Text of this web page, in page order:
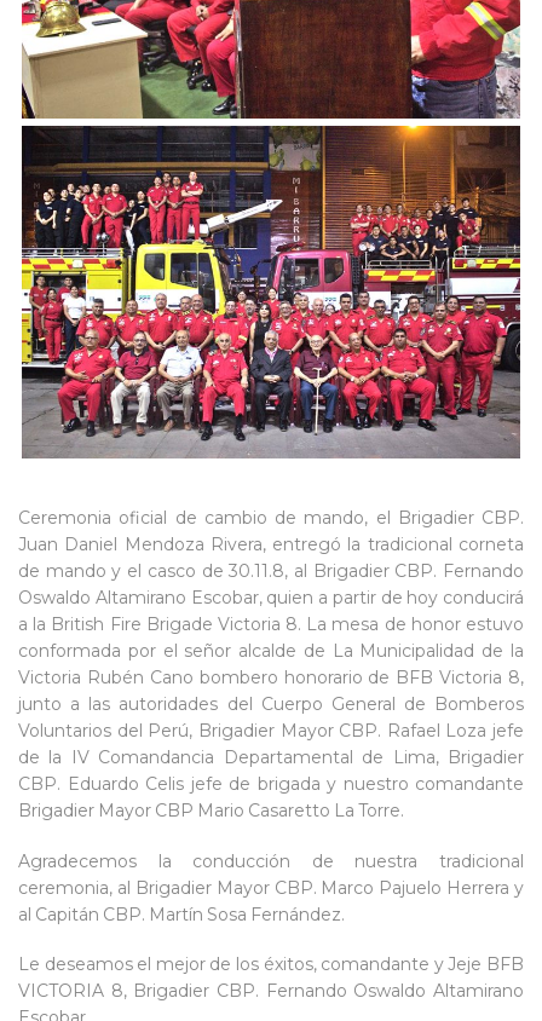
Ceremonia oficial de cambio de mando, el Brigadier CBP.
Juan Daniel Mendoza Rivera, entregó la tradicional corneta
de mando y el casco de 30.11.8, al Brigadier CBP. Fernando
Oswaldo Altamirano Escobar, quien a partir de hoy conducirá
a la British Fire Brigade Victoria 8. La mesa de honor estuvo
conformada por el señor alcalde de La Municipalidad de la
Victoria Rubén Cano bombero honorario de BFB Victoria 8,
junto a las autoridades del Cuerpo General de Bomberos
Voluntarios del Perú, Brigadier Mayor CBP. Rafael Loza jefe
de la IV Comandancia Departamental de Lima, Brigadier
CBP. Eduardo Celis jefe de brigada y nuestro comandante
Brigadier Mayor CBP Mario Casaretto La Torre.
Agradecemos la conducción de nuestra tradicional
ceremonia, al Brigadier Mayor CBP. Marco Pajuelo Herrera y
al Capitán CBP. Martín Sosa Fernández.
Le deseamos el mejor de los éxitos, comandante y Jeje BFB
VICTORIA 8, Brigadier CBP. Fernando Oswaldo Altamirano